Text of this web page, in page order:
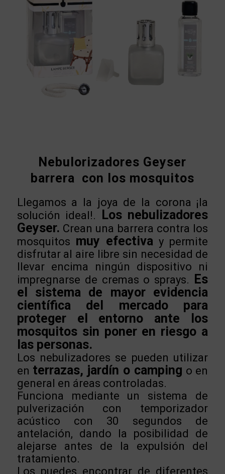
Nebulorizadores Geyser
barrera con los mosquitos
Llegamos a la joya de la corona ¡la
solución ideal!.
Los nebulizadores
Geyser. Crean una barrera contra los
mosquitos muy efectiva y permite
disfrutar al aire libre sin necesidad de
llevar encima ningún dispositivo ni
impregnarse de cremas o sprays.
Es
el sistema de mayor evidencia
científica del mercado para
proteger el entorno ante los
mosquitos sin poner en riesgo a
las personas.
Los nebulizadores se pueden utilizar
en terrazas, jardín o camping o en
general en áreas controladas.
Funciona mediante un sistema de
pulverización con temporizador
acústico con 30 segundos de
antelación, dando la posibilidad de
alejarse antes de la expulsión del
tratamiento.
Los puedes encontrar de diferentes